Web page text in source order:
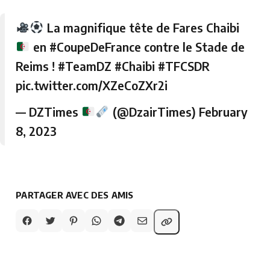
La magnifique tête de Fares Chaibi
en #CoupeDeFrance contre le Stade de
Reims ! #TeamDZ #Chaibi #TFCSDR
pic.twitter.com/XZeCoZXr2i
— DZTimes
(@DzairTimes) February
8, 2023
PARTAGER AVEC DES AMIS